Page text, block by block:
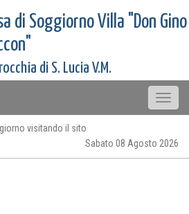
di Soggiorno Villa "Don Gino
di S. Lucia V.M.
Toggle
visitando il sito
Sabato 08 Agosto 2026